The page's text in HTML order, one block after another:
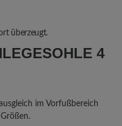
überzeugt.
4 M
im Vorfußbereich